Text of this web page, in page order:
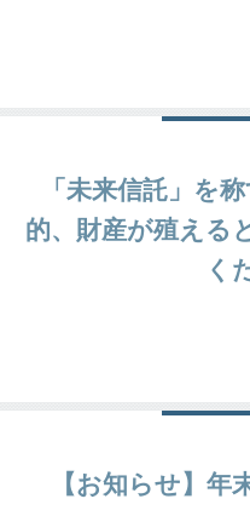
「未来信託」を
的、財産が殖える
く
【お知らせ】